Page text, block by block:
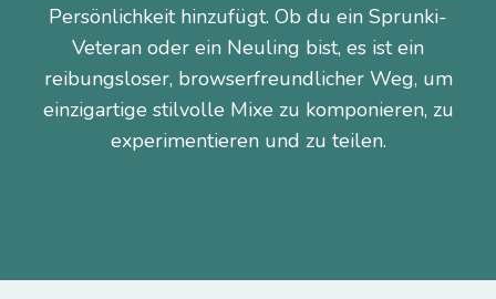
Persönlichkeit hinzufügt. Ob du ein Sprunki-
Veteran oder ein Neuling bist, es ist ein
reibungsloser, browserfreundlicher Weg, um
einzigartige stilvolle Mixe zu komponieren, zu
experimentieren und zu teilen.